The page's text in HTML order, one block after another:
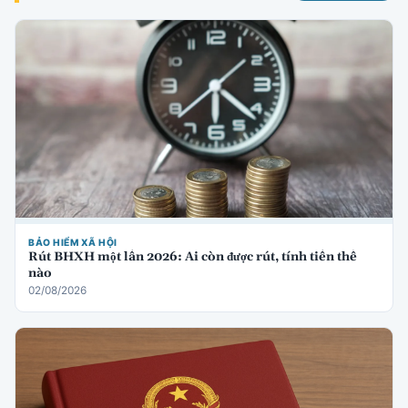
BẢO HIỂM XÃ HỘI
Rút BHXH một lần 2026: Ai còn được rút, tính tiền thế
nào
02/08/2026